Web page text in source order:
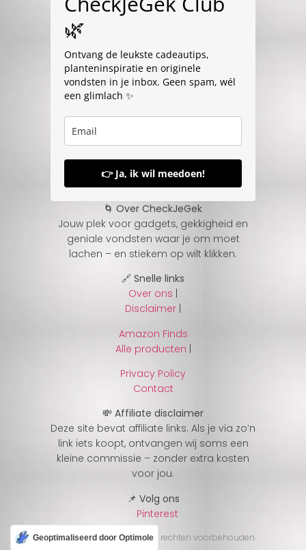
🌿
Ontvang de leukste cadeautips,
planteninspiratie en originele
vondsten in je inbox. Geen spam, wél
een glimlach ✨
👉 Ja, ik wil meedoen!
🌀 Over CheckJeGek
Jouw plek voor gadgets, gekkigheid en
geniale vondsten waar je om moet
lachen – en stiekem op wilt klikken.
🔗 Snelle links
Over ons
Disclaimer
Amazon Finds
Alle producten |
Privacy Policy
Contact
💸 Affiliate disclaimer
Deze site bevat affiliate links. Als je via zo’n
link iets koopt, ontvangen wij soms een
kleine commissie – zonder extra kosten
voor jou.
📌 Volg ons
Pinterest
© 2025 CheckJeGek – Alle rechten voorbehouden
Geoptimaliseerd door Optimole